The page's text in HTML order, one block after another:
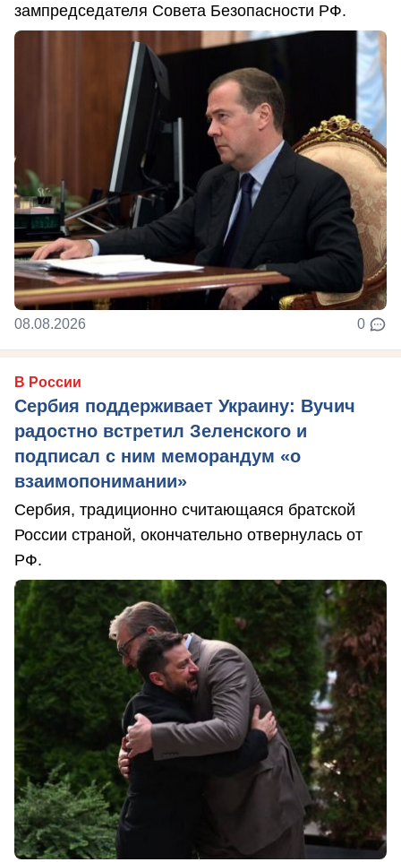
зампредседателя Совета Безопасности РФ.
08.08.2026 0
В России
Сербия поддерживает Украину: Вучич
радостно встретил Зеленского и
подписал с ним меморандум «о
взаимопонимании»
Сербия, традиционно считающаяся братской
России страной, окончательно отвернулась от
РФ.